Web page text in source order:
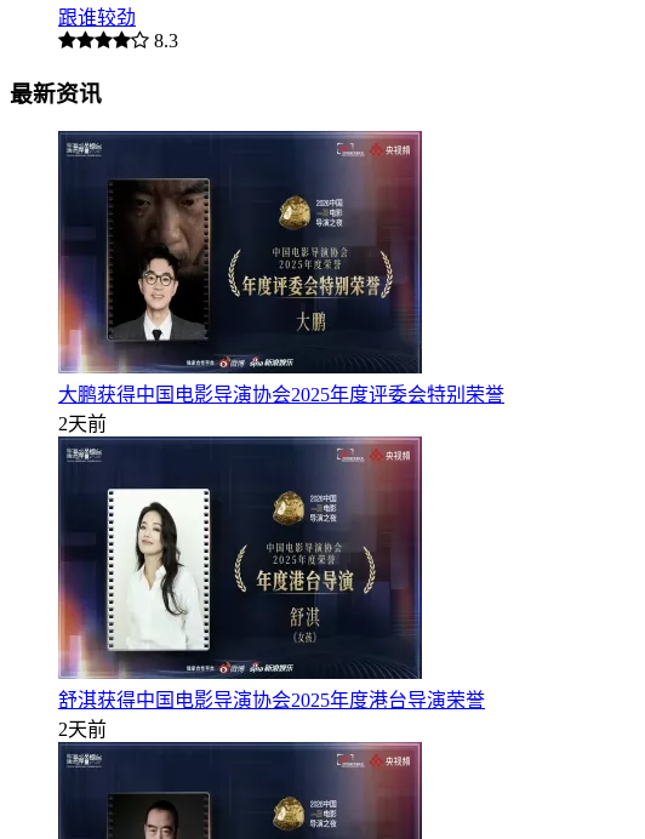
跟谁较劲
8.3
最新资讯
大鹏获得中国电影导演协会2025年度评委会特别荣誉
2天前
舒淇获得中国电影导演协会2025年度港台导演荣誉
2天前